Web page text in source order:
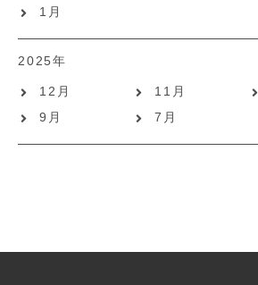
1月
2025年
12月 11月
9月
7月